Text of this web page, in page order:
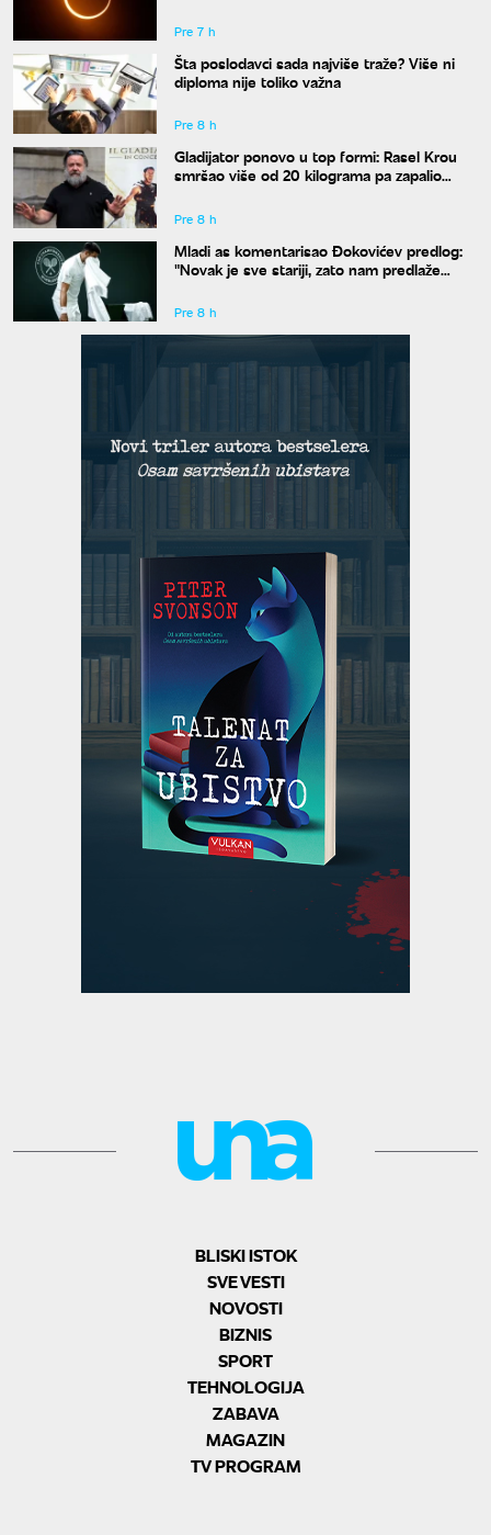
Pre 7 h
Šta poslodavci sada najviše traže? Više ni
diploma nije toliko važna
Pre 8 h
Gladijator ponovo u top formi: Rasel Krou
smršao više od 20 kilograma pa zapalio
Pre 8 h
Mladi as komentarisao Đokovićev predlog:
"Novak je sve stariji, zato nam predlaže
Pre 8 h
BLISKI ISTOK
SVE VESTI
NOVOSTI
BIZNIS
SPORT
TEHNOLOGIJA
ZABAVA
MAGAZIN
TV PROGRAM